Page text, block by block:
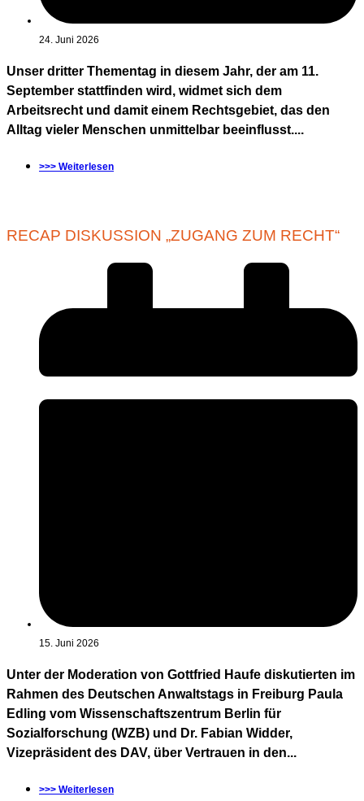
24. Juni 2026
Unser dritter Thementag in diesem Jahr, der am 11.
September stattfinden wird, widmet sich dem
Arbeitsrecht und damit einem Rechtsgebiet, das den
Alltag vieler Menschen unmittelbar beeinflusst....
>>> Weiterlesen
RECAP DISKUSSION „ZUGANG ZUM RECHT“
15. Juni 2026
Unter der Moderation von Gottfried Haufe diskutierten im
Rahmen des Deutschen Anwaltstags in Freiburg Paula
Edling vom Wissenschaftszentrum Berlin für
Sozialforschung (WZB) und Dr. Fabian Widder,
Vizepräsident des DAV, über Vertrauen in den...
>>> Weiterlesen